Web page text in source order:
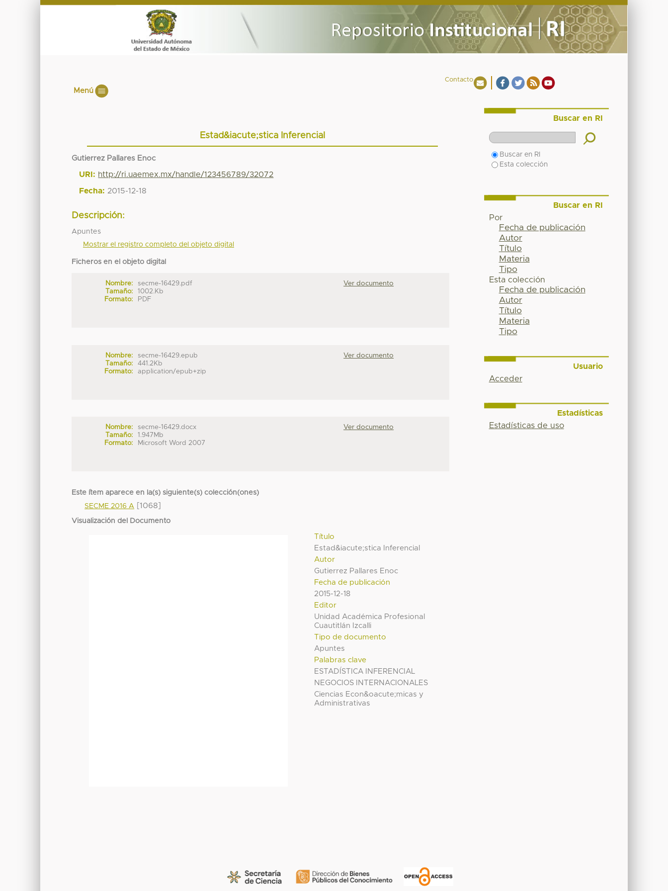
Contacto
Menú
Estad&iacute;stica Inferencial
Gutierrez Pallares Enoc
URI: http://ri.uaemex.mx/handle/123456789/32072
Fecha: 2015-12-18
Descripción:
Apuntes
Mostrar el registro completo del objeto digital
Ficheros en el objeto digital
Nombre:
secme-16429.pdf
Tamaño:
1002.Kb
Formato:
PDF
Ver documento
Nombre:
secme-16429.epub
Tamaño:
441.2Kb
Formato:
application/epub+zip
Ver documento
Nombre:
secme-16429.docx
Tamaño:
1.947Mb
Formato:
Microsoft Word 2007
Ver documento
Este ítem aparece en la(s) siguiente(s) colección(ones)
SECME 2016 A [1068]
Visualización del Documento
Título
Estad&iacute;stica Inferencial
Autor
Gutierrez Pallares Enoc
Fecha de publicación
2015-12-18
Editor
Unidad Académica Profesional
Cuautitlán Izcalli
Tipo de documento
Apuntes
Palabras clave
ESTADÍSTICA INFERENCIAL
NEGOCIOS INTERNACIONALES
Ciencias Econ&oacute;micas y
Administrativas
Buscar en RI
Buscar en RI
Esta colección
Buscar en RI
Por
Fecha de publicación
Autor
Título
Materia
Tipo
Esta colección
Fecha de publicación
Autor
Título
Materia
Tipo
Usuario
Acceder
Estadísticas
Estadísticas de uso